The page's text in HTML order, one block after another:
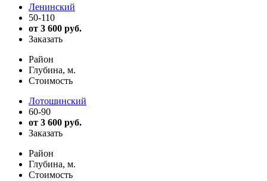
Ленинский
50-110
от 3 600 руб.
Заказать
Район
Глубина, м.
Стоимость
Лотошинский
60-90
от 3 600 руб.
Заказать
Район
Глубина, м.
Стоимость